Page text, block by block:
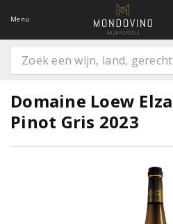
Menu
Domaine Loew
Pinot Gris 2023